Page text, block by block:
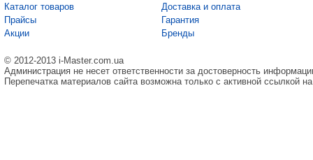
Каталог товаров
Прайсы
Акции
Доставка и оплата
Гарантия
Бренды
© 2012-2013 i-Master.com.ua
Администрация не несет ответственности за достоверность
Перепечатка материалов сайта возможна только с активной ссылкой